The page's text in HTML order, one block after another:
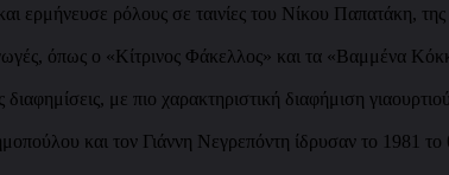
ερμήνευσε ρόλους σε ταινίες του Νίκου Παπατάκη,
όπως ο «Κίτρινος Φάκελλος» και τα «Βαμμένα
διαφημίσεις, με πιο χαρακτηριστική διαφήμιση
και τον Γιάννη Νεγρεπόντη ίδρυσαν το 1981